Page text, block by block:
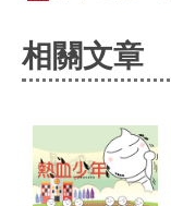
相關文章